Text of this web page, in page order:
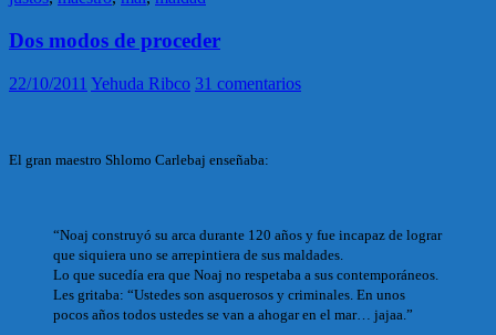
Dos modos de proceder
22/10/2011 Yehuda Ribco 31 comentarios
El gran maestro Shlomo Carlebaj enseñaba:
“Noaj construyó su arca durante 120 años y fue incapaz de lograr
que siquiera uno se arrepintiera de sus maldades.
Lo que sucedía era que Noaj no respetaba a sus contemporáneos.
Les gritaba: “Ustedes son asquerosos y criminales. En unos
pocos años todos ustedes se van a ahogar en el mar… jajaa.”